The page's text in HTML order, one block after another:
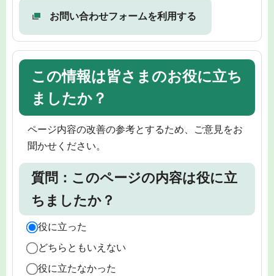
お問い合わせフォームを利用する
この情報は皆さまのお役に立ち
ましたか？
ページ内容の改善の参考とするため、ご意見をお
聞かせください。
質問：このページの内容は役に立
ちましたか？
役に立った
どちらともいえない
役に立たなかった